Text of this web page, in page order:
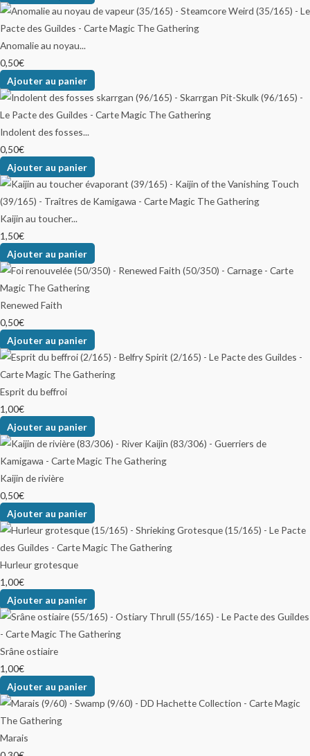
Anomalie au noyau...
0,50€
Ajouter au panier
Indolent des fosses...
0,50€
Ajouter au panier
Kaijin au toucher...
1,50€
Ajouter au panier
Renewed Faith
0,50€
Ajouter au panier
Esprit du beffroi
1,00€
Ajouter au panier
Kaijin de rivière
0,50€
Ajouter au panier
Hurleur grotesque
1,00€
Ajouter au panier
Srâne ostiaire
1,00€
Ajouter au panier
Marais